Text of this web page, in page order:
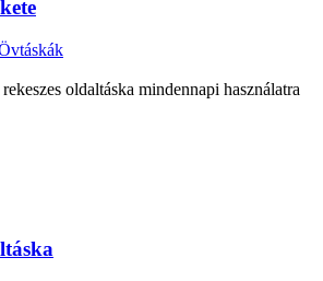
oldaltáska mindennapi használatra